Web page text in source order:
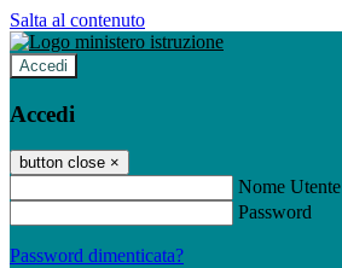
Salta al contenuto
Accedi
Accedi
button close ×
Nome Utente
Password
Password dimenticata?